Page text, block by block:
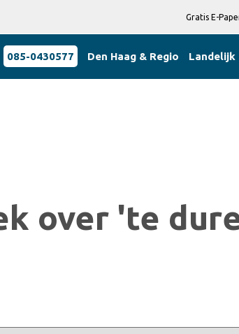
Gratis E-
085-0430577 Den Haag & Regio Landelijk
over 'te